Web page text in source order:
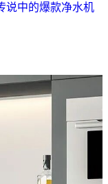
说中的爆款净水机